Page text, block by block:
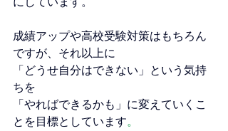
成績アップや高校受験対策はもちろん
ですが、それ以上に
「どうせ自分はできない」という気持
ちを
「やればできるかも」に変えていくこ
とを目標としています。